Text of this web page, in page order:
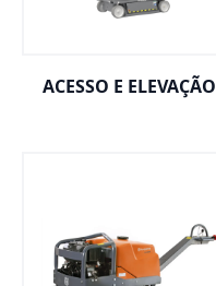
ACESSO E ELEVAÇÃO